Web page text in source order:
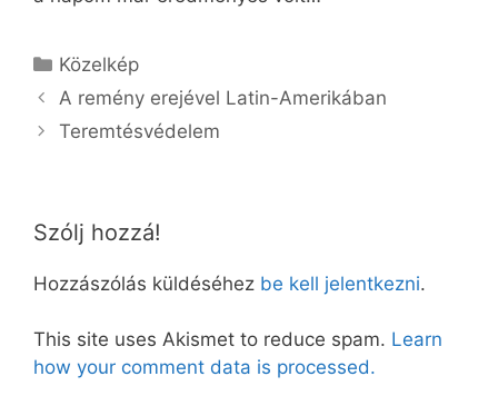
Kategória
Közelkép
A remény erejével Latin-Amerikában
Teremtésvédelem
Szólj hozzá!
Hozzászólás küldéséhez be kell jelentkezni.
This site uses Akismet to reduce spam. Learn
how your comment data is processed.